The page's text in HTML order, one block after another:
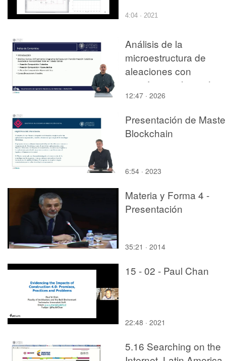
4:04 · 2021
Análisis de la
microestructura de
aleaciones con
transformación
asociada a
mediante curvas de
enfriamiento
12:47 · 2026
Presentación de
Blockchain
6:54 · 2023
Materia y Forma 4 -
Presentación
35:21 · 2014
15 - 02 - Paul Chan
22:48 · 2021
5.16 Searching on the